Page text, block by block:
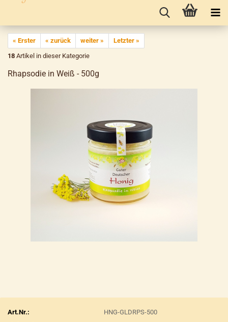
« Erster « zurück weiter »
Letzter »
18 Artikel in dieser Kategorie
Rhapsodie in Weiß - 500g
Art.Nr.:
HNG-GLDRPS-500